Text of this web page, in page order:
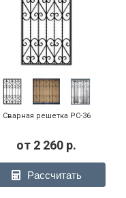
Сварная решетка РС-36
от 2 260 р.
Рассчитать